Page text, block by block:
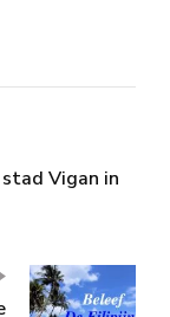
Vigan in